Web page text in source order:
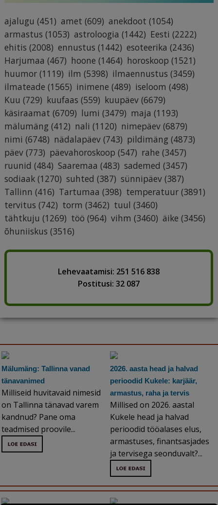
ajalugu (451) amet (609) anekdoot (1054)
armastus (1053) astroloogia (1442) Eesti (2222)
ehitis (2008) ennustus (1442) esoteerika (2436)
Harjumaa (467) hoone (1464) horoskoop (1521)
huumor (1119) ilm (5398) ilmaennustus (3459)
ilmateade (1565) inimene (489) iseloom (498)
Kuu (729) kuufaas (559) kuupäev (6679)
käsiraamat (6709) lumi (3479) maja (1193)
mälumäng (412) nali (1120) nimepäev (6879)
nimi (6748) nädalapäev (743) pildimäng (4873)
päev (773) päevahoroskoop (547) rahe (3457)
ruunid (484) Saaremaa (483) sademed (3457)
sodiaak (1270) suhted (387) sünnipäev (387)
Tallinn (416) Tartumaa (398) temperatuur (3891)
tervitus (742) torm (3462) tuul (3460)
tähtkuju (1269) töö (964) vihm (3460) äike (3456)
õhuniiskus (3516)
Lehevaatamisi: 251 516 838
Postitusi: 32 087
Mälumäng: Tallinna vanad
tänavanimed
Milliseid huvitavaid nimesid
on Tallinna tänavad varem
kandnud? Pane oma
teadmised proovile...
2026. aasta head ja halvad
perioodid Kukele: karjäär,
armastus, raha ja tervis
Millised on 2026. aastal
Kukele head ja halvad
perioodid tööalases elus,
armastuses, finantsasjades
ja tervisega seonduvalt?...